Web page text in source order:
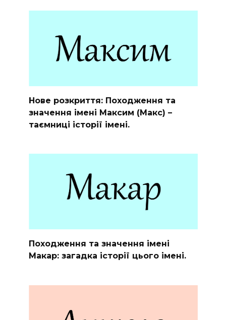
Нове розкриття: Походження та
значення імені Максим (Макс) –
таємниці історії імені.
Походження та значення імені
Макар: загадка історії цього імені.